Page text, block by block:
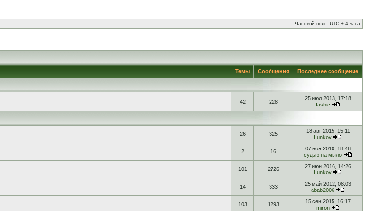
Часовой пояс: UTC + 4 часа
Темы Сообщения Последнее сообщение
42 228
25 июл 2013, 17:18
fashic
26 325
18 авг 2015, 15:11
Lunkov
2 16
07 ноя 2010, 18:48
судью на мыло
101 2726
27 июн 2016, 14:26
Lunkov
14 333
25 май 2012, 08:03
abab2006
103 1293
15 сен 2015, 16:17
miron